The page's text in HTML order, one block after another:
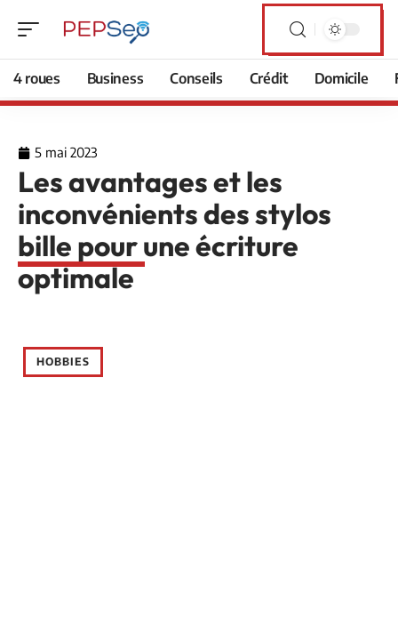
4 roues Business Conseils Crédit Domicile
5 mai 2023
Les avantages et les
inconvénients des stylos
bille pour une écriture
optimale
HOBBIES